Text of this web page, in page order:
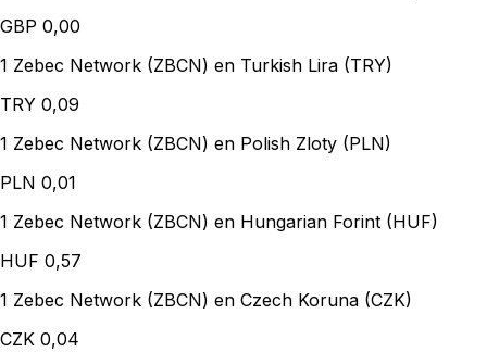
GBP 0,00
1 Zebec Network (ZBCN) en Turkish Lira (TRY)
TRY 0,09
1 Zebec Network (ZBCN) en Polish Zloty (PLN)
PLN 0,01
1 Zebec Network (ZBCN) en Hungarian Forint (HUF)
HUF 0,57
1 Zebec Network (ZBCN) en Czech Koruna (CZK)
CZK 0,04